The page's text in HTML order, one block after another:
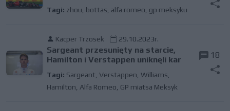
Tagi: zhou bottas alfa romeo gp meksyku
Kacper Trzosek 29.10.2023r.
Sargeant przesunięty na starcie,
Hamilton i Verstappen uniknęli kar
Tagi: Sargeant Verstappen Williams
Hamilton Alfa Romeo GP miatsa Meksyk
18